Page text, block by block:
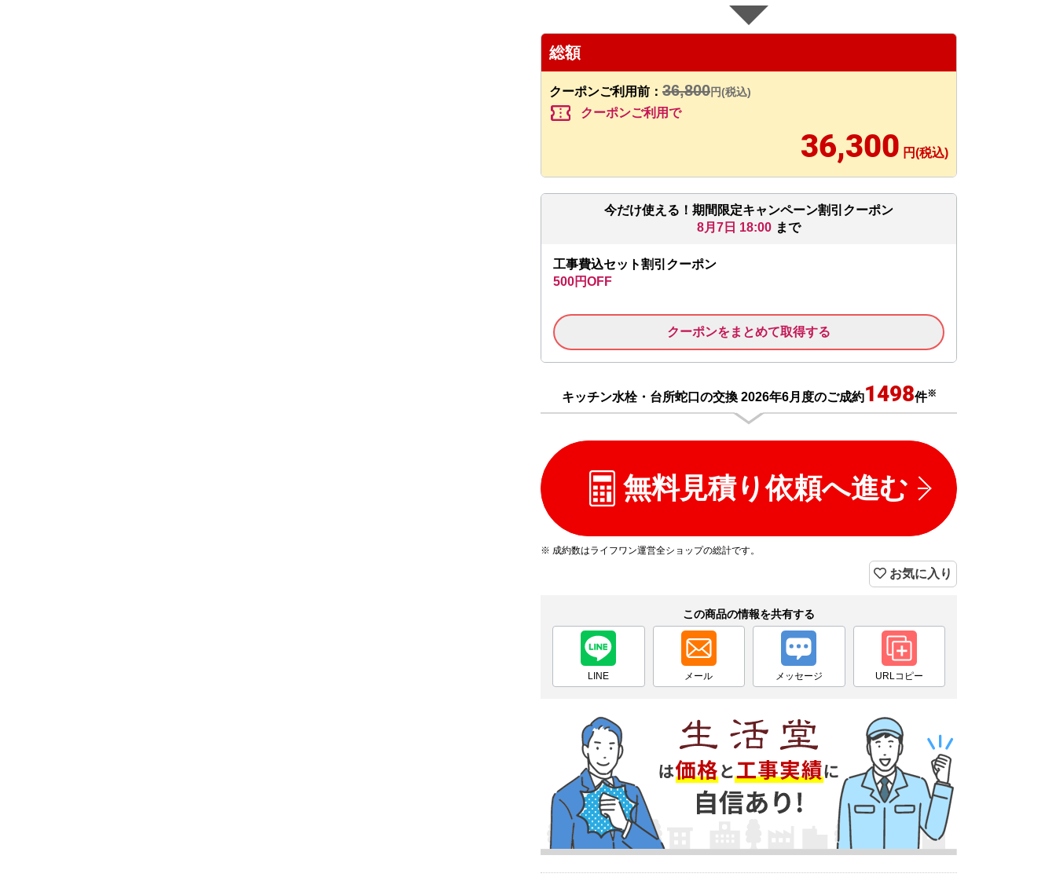
総額
クーポンご利用前： 36,800円(税込)
confirmation_number クーポンご利用で
36,300 円(税込)
今だけ使える！期間限定キャンペーン割引クーポン
8月7日 18:00 まで
工事費込セット割引クーポン
500円OFF
クーポンをまとめて取得する
キッチン水栓・台所蛇口の交換 2026年6月度のご成約1498件※
無料見積り依頼へ進む
※ 成約数はライフワン運営全ショップの総計です。
お気に入り
この商品の情報を共有する
LINE メール メッセージ URLコピー